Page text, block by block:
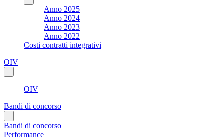
Anno 2025
Anno 2024
Anno 2023
Anno 2022
Costi contratti integrativi
OIV
OIV
Bandi di concorso
Bandi di concorso
Performance